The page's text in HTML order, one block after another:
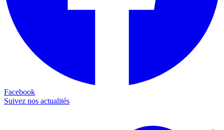
Facebook
Suivez nos actualités